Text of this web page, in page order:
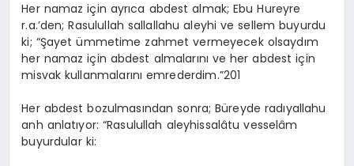
Her namaz için ayrıca abdest almak; Ebu Hureyre
r.a.’den; Rasulullah sallallahu aleyhi ve sellem buyurdu
ki; “Şayet ümmetime zahmet vermeyecek olsaydım
her namaz için abdest almalarını ve her abdest için
misvak kullanmalarını emrederdim.”201
Her abdest bozulmasından sonra; Büreyde radıyallahu
anh anlatıyor: “Rasulullah aleyhissalâtu vesselâm
buyurdular ki: